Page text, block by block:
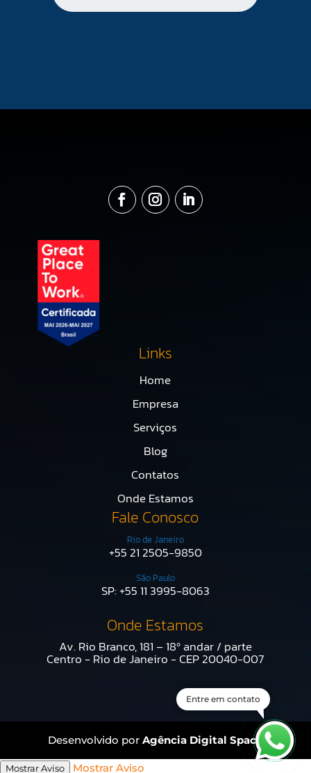
Links
Home
Empresa
Serviços
Blog
Contatos
Onde Estamos
Fale Conosco
Rio de Janeiro
+55 21 2505-9850
São Paulo
SP:+55 11 3995-8063
Onde Estamos
Av. Rio Branco, 181 – 18º andar / parte
Centro - Rio de Janeiro - CEP 20040-007
Desenvolvido porAgência Digital Space
Entre em contato
Mostrar Aviso Mostrar Aviso